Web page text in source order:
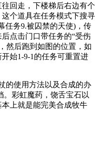
回走，下楼梯后右边有个
个道具在任务模式下搜寻
任务9.被囚禁的天使)，传
点击门口带任务的“受伤
然后跑到如图的位置，如
始1-9-1的任务可重置进
使用方法以及合成的办
。彩虹魔药，饶舌宝石以
上就是能完美合成牧牛